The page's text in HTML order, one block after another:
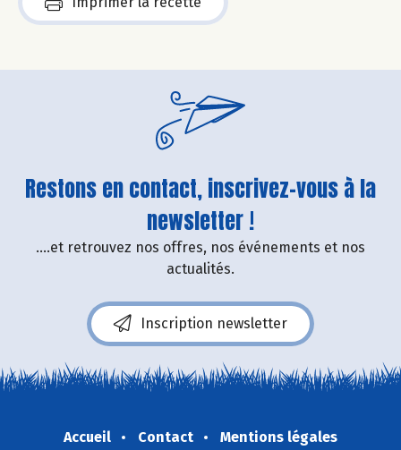
Restons en contact, inscrivez-vous à la
newsletter !
....et retrouvez nos offres, nos événements et nos
actualités.
Inscription newsletter
Accueil Contact
Mentions légales